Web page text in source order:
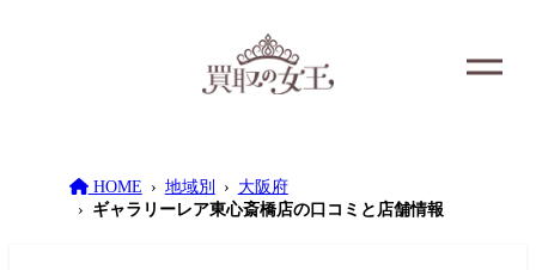
HOME 地域別
大阪府
ギャラリーレア東心斎橋店の口コミと店舗情報